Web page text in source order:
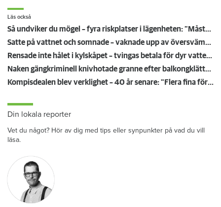
Läs också
Så undviker du mögel – fyra riskplatser i lägenheten: ”Måste städa bort”
Satte på vattnet och somnade – vaknade upp av översvämning hos grannen
Rensade inte hålet i kylskåpet – tvingas betala för dyr vattenskada
Naken gängkriminell knivhotade granne efter balkongklättring
Kompisdealen blev verklighet – 40 år senare: "Flera fina fördelar med att dela bostad"
Din lokala reporter
Vet du något? Hör av dig med tips eller synpunkter på vad du vill
läsa.